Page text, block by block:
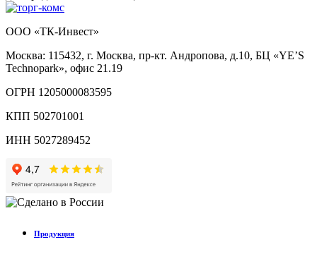
ООО «ТК-Инвест»
Москва: 115432, г. Москва, пр-кт. Андропова, д.10, БЦ «YE’S
Technopark», офис 21.19
ОГРН 1205000083595
КПП 502701001
ИНН 5027289452
Продукция